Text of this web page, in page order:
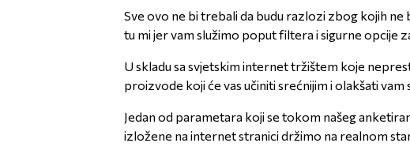
Sve ovo ne bi trebali da budu razlozi zbog kojih
tu mi jer vam služimo poput filtera i sigurne opcije
U skladu sa svjetskim internet tržištem koje
proizvode koji će vas učiniti srećnijim i olakšati vam
Jedan od parametara koji se tokom našeg
izložene na internet stranici držimo na realnom